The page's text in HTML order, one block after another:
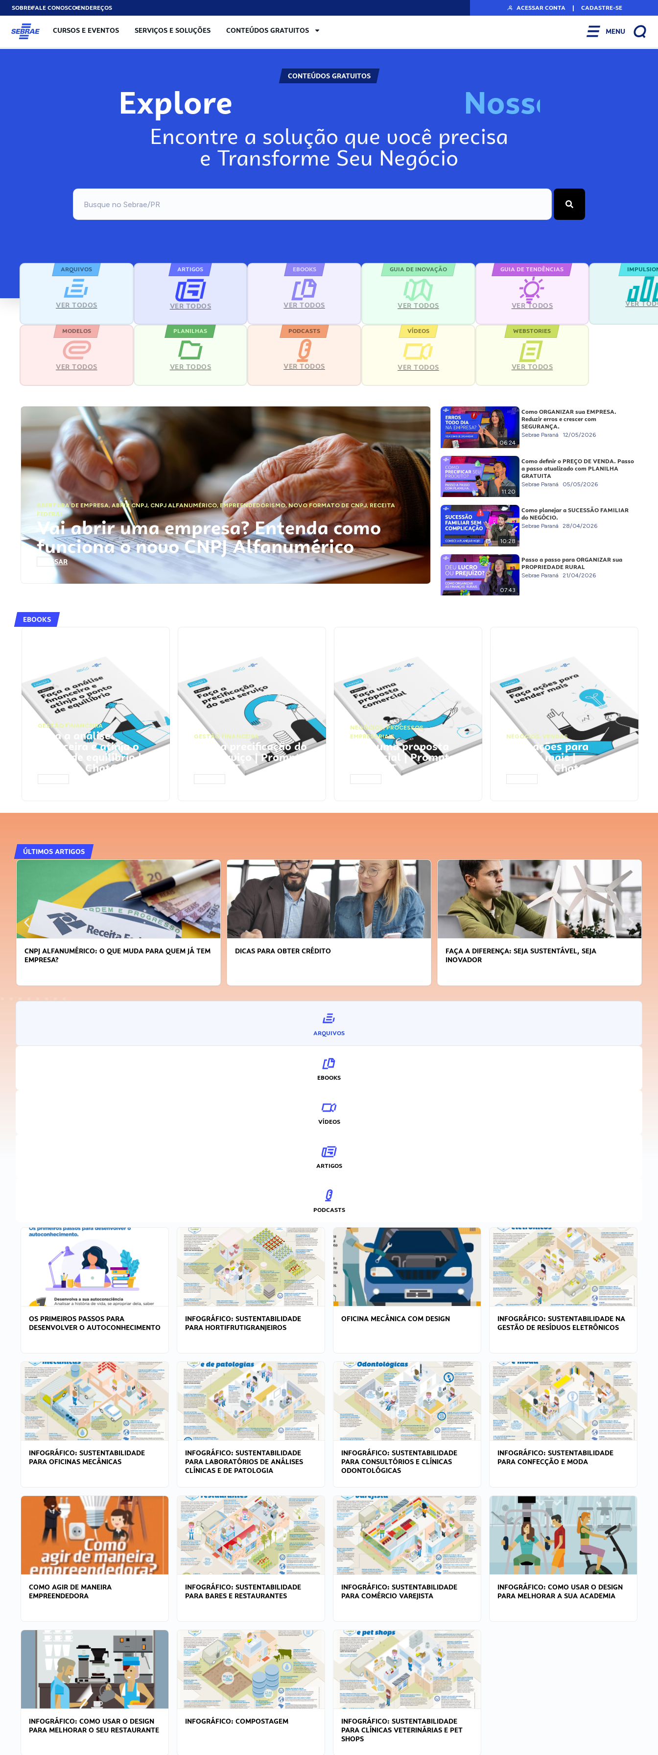
SOBREFALE CONOSCOENDEREÇOS ACESSAR CONTA | CADASTRE-SE
CURSOS E EVENTOS SERVIÇOS E SOLUÇÕES CONTEÚDOS GRATUITOS MENU
CONTEÚDOS GRATUITOS
Explore Nosso
Encontre a solução que você precisa
e Transforme Seu Negócio
ARQUIVOS
VER TODOS
ARTIGOS
VER TODOS
EBOOKS
VER TODOS
GUIA DE INOVAÇÃO
VER TODOS
GUIA DE TENDÊNCIAS
VER TODOS VER
MODELOS
VER TODOS
PLANILHAS
VER TODOS
PODCASTS
VER TODOS
VÍDEOS
VER TODOS
WEBSTORIES
VER TODOS
ABERTURA DE EMPRESA,ABRIR CNPJ, CNPJ ALFANUMÉRICO, EMPREENDEDORISMO,NOVO FORMATO DE CNPJ,RECEITA
FEDERAL
Vai abrir uma empresa? Entenda como
funciona o novo CNPJ Alfanumérico
ACESSAR
06:24
Como ORGANIZAR sua EMPRESA.
Reduzir erros e crescer com
SEGURANÇA.
Sebrae Paraná 12/05/2026
11:20
Como definir o PREÇO DE VENDA. Passo
a passo atualizado com PLANILHA
GRATUITA
Sebrae Paraná 05/05/2026
10:28
Como planejar a SUCESSÃO FAMILIAR
do NEGÓCIO.
Sebrae Paraná 28/04/2026
07:43
Passo a passo para ORGANIZAR sua
PROPRIEDADE RURAL
Sebrae Paraná 21/04/2026
EBOOKS
GESTÃO FINANCEIRA
Faça a análise
financeira e atinja o
ponto de equilíbrio |
Prompts ChatGPT
GESTÃO FINANCEIRA
Faça a precificação do
seu serviço | Prompts
ChatGPT
NEGÓCIOS,PROCESSOS
EMPRESARIAIS
Faça uma proposta
comercial | Prompts
ChatGPT
NEGÓCIOS, VENDAS
Faça ações para
vender mais |
Prompts ChatGPT
ÚLTIMOS ARTIGOS
CNPJ ALFANUMÉRICO: O QUE MUDA PARA QUEM JÁ TEM
EMPRESA?
DICAS PARA OBTER CRÉDITO
FAÇA A DIFERENÇA: SEJA SUSTENTÁVEL, SEJA
INOVADOR
ARQUIVOS
EBOOKS
VÍDEOS
ARTIGOS
PODCASTS
OS PRIMEIROS PASSOS PARA
DESENVOLVER O AUTOCONHECIMENTO
INFOGRÁFICO: SUSTENTABILIDADE
PARA HORTIFRUTIGRANJEIROS
OFICINA MECÂNICA COM DESIGN
INFOGRÁFICO: SUSTENTABILIDADE NA
GESTÃO DE RESÍDUOS ELETRÔNICOS
INFOGRÁFICO: SUSTENTABILIDADE
PARA OFICINAS MECÂNICAS
INFOGRÁFICO: SUSTENTABILIDADE
PARA LABORATÓRIOS DE ANÁLISES
CLÍNICAS E DE PATOLOGIA
INFOGRÁFICO: SUSTENTABILIDADE
PARA CONSULTÓRIOS E CLÍNICAS
ODONTOLÓGICAS
INFOGRÁFICO: SUSTENTABILIDADE
PARA CONFECÇÃO E MODA
COMO AGIR DE MANEIRA
EMPREENDEDORA
INFOGRÁFICO: SUSTENTABILIDADE
PARA BARES E RESTAURANTES
INFOGRÁFICO: SUSTENTABILIDADE
PARA COMÉRCIO VAREJISTA
INFOGRÁFICO: COMO USAR O DESIGN
PARA MELHORAR A SUA ACADEMIA
INFOGRÁFICO: COMO USAR O DESIGN
PARA MELHORAR O SEU RESTAURANTE
INFOGRÁFICO: COMPOSTAGEM
INFOGRÁFICO: SUSTENTABILIDADE
PARA CLÍNICAS VETERINÁRIAS E PET
SHOPS